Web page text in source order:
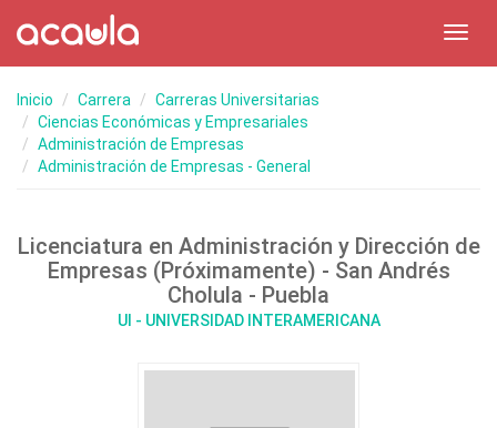
Inicio Carrera
Carreras Universitarias
Ciencias Económicas y Empresariales
Administración de Empresas
Administración de Empresas - General
Licenciatura en Administración y Dirección de
Empresas (Próximamente) - San Andrés
Cholula - Puebla
UI - UNIVERSIDAD INTERAMERICANA